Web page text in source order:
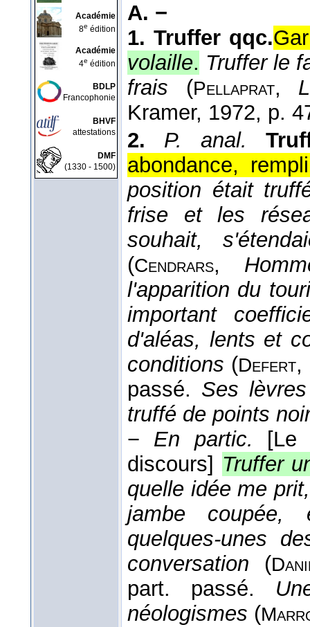
Académie
8e édition
Académie
4e édition
BDLP
Francophonie
BHVF
attestations
DMF
(1330 - 1500)
A. −
1. Truffer qqc.
volaille. Truffer le
frais (Pellaprat,
Kramer, 1972, p.
2.
P. anal.
abondance,
position était
frise et les
souhait,
(Cendrars,
l'apparition du
important
d'aléas, lents et
conditions (Defert,
passé. Ses
truffé de points
− En partic.
[Le
discours] Truffer
quelle idée me
jambe coupée,
quelques-unes
conversation (
part. passé.
néologismes (